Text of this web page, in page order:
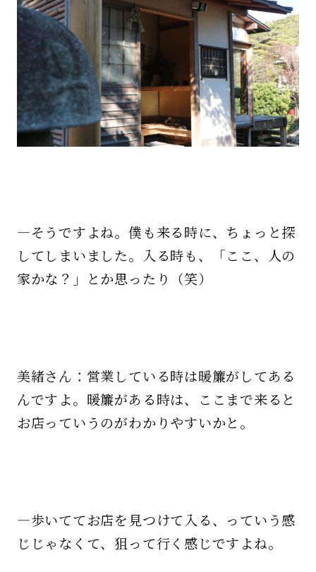
—そうですよね。僕も来る時に、ちょっと探
してしまいました。入る時も、「ここ、人の
家かな？」とか思ったり（笑）
美緒さん：営業している時は暖簾がしてある
んですよ。暖簾がある時は、ここまで来ると
お店っていうのがわかりやすいかと。
—歩いててお店を見つけて入る、っていう感
じじゃなくて、狙って行く感じですよね。